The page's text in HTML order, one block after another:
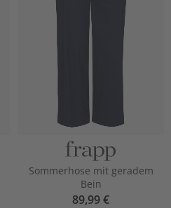
Sommerhose mit geradem
Bein
89,99 €